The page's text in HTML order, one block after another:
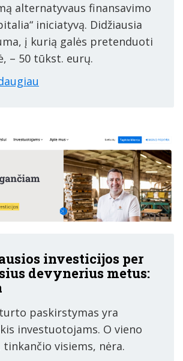
alternatyvaus finansavimo
iniciatyvą. Didžiausia
į kurią galės pretenduoti
– 50 tūkst. eurų.
investicijos per
devynerius metus:
paskirstymas yra
investuotojams. O vieno
visiems, nėra.